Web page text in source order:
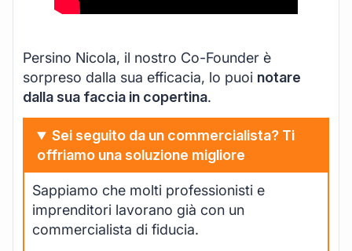
Persino Nicola, il nostro Co-Founder è
sorpreso dalla sua efficacia, lo puoi notare
dalla sua faccia in copertina.
Sei seguito da un commercialista? Ti
offriamo una soluzione migliore
Sappiamo che molti professionisti e
imprenditori lavorano già con un
commercialista di fiducia.